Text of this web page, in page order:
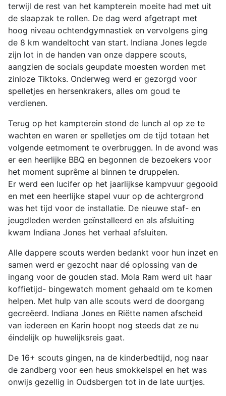
terwijl de rest van het kampterein moeite had met uit
de slaapzak te rollen. De dag werd afgetrapt met
hoog niveau ochtendgymnastiek en vervolgens ging
de 8 km wandeltocht van start. Indiana Jones legde
zijn lot in de handen van onze dappere scouts,
aangzien de socials geupdate moesten worden met
zinloze Tiktoks. Onderweg werd er gezorgd voor
spelletjes en hersenkrakers, alles om goud te
verdienen.
Terug op het kampterein stond de lunch al op ze te
wachten en waren er spelletjes om de tijd totaan het
volgende eetmoment te overbruggen. In de avond was
er een heerlijke BBQ en begonnen de bezoekers voor
het moment suprême al binnen te druppelen.
Er werd een lucifer op het jaarlijkse kampvuur gegooid
en met een heerlijke stapel vuur op de achtergrond
was het tijd voor de installatie. De nieuwe staf- en
jeugdleden werden geïnstalleerd en als afsluiting
kwam Indiana Jones het verhaal afsluiten.
Alle dappere scouts werden bedankt voor hun inzet en
samen werd er gezocht naar dé oplossing van de
ingang voor de gouden stad. Mola Ram werd uit haar
koffietijd- bingewatch moment gehaald om te komen
helpen. Met hulp van alle scouts werd de doorgang
gecreëerd. Indiana Jones en Riëtte namen afscheid
van iedereen en Karin hoopt nog steeds dat ze nu
éindelijk op huwelijksreis gaat.
De 16+ scouts gingen, na de kinderbedtijd, nog naar
de zandberg voor een heus smokkelspel en het was
onwijs gezellig in Oudsbergen tot in de late uurtjes.